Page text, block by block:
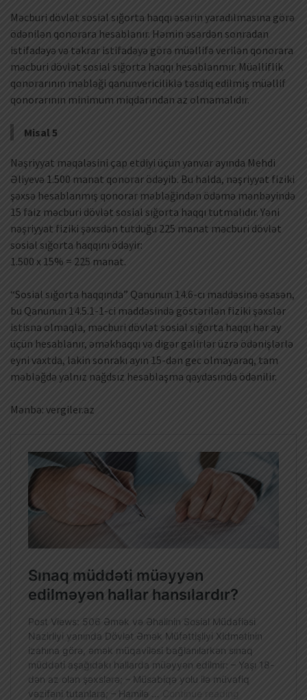
Məcburi dövlət sosial sığorta haqqı əsərin yaradılmasına görə
ödənilən qonorara hesablanır. Həmin əsərdən sonradan
istifadəyə və təkrar istifadəyə görə müəllifə verilən qonorara
məcburi dövlət sosial sığorta haqqı hesablanmır. Müəlliflik
qonorarının məbləği qanunvericiliklə təsdiq edilmiş müəllif
qonorarının minimum miqdarından az olmamalıdır.
Misal 5
Nəşriyyat məqaləsini çap etdiyi üçün yanvar ayında Mehdi
Əliyevə 1.500 manat qonorar ödəyib. Bu halda, nəşriyyat fiziki
şəxsə hesablanmış qonorar məbləğindən ödəmə mənbəyində
15 faiz məcburi dövlət sosial sığorta haqqı tutmalıdır. Yəni
nəşriyyat fiziki şəxsdən tutduğu 225 manat məcburi dövlət
sosial sığorta haqqını ödəyir:
1.500 x 15% = 225 manat.
“Sosial sığorta haqqında” Qanunun 14.6-cı maddəsinə əsasən,
bu Qanunun 14.5.1-1-ci maddəsində göstərilən fiziki şəxslər
istisna olmaqla, məcburi dövlət sosial sığorta haqqı hər ay
üçün hesablanır, əməkhaqqı və digər gəlirlər üzrə ödənişlərlə
eyni vaxtda, lakin sonrakı ayın 15-dən gec olmayaraq, tam
məbləğdə yalnız nağdsız hesablaşma qaydasında ödənilir.
Mənbə: vergiler.az